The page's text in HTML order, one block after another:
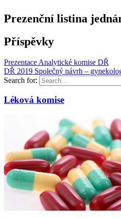
Prezenční listina
Příspěvky
Prezentace Analytické komise DŘ
DŘ 2019 Společný návrh –
Search for:
Léková komise